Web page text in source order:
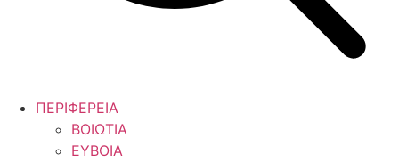
ΠΕΡΙΦΕΡΕΙΑ
ΒΟΙΩΤΙΑ
ΕΥΒΟΙΑ